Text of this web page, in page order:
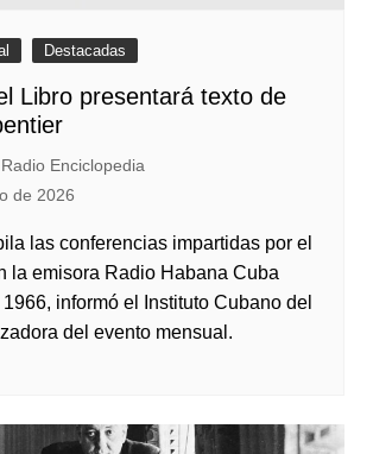
Destacadas
Libro presentará texto de
Enciclopedia
de 2026
las conferencias impartidas por el
la emisora Radio Habana Cuba
informó el Instituto Cubano del
del evento mensual.